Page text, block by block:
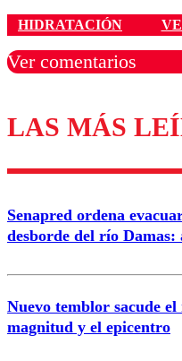
HIDRATACIÓN
Ver comentarios
Los comentarios son
Correo
LAS MÁS
Senapred ordena
desborde del río
Nuevo temblor sacude
magnitud y el epicentro